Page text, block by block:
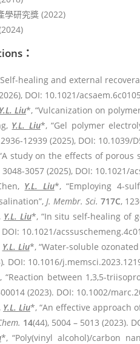
學研究獎 (2022)
：
healing and external
DOI: 10.1021/
Y.L. Liu*, “Vulcanization on
Y.L. Liu*, “Gel polymer
12939 (2025), DOI: 10.1039/
study on the effects of
3048-3057 (2025), DOI: 10.1021/
Y.L. Liu*, “Employing 4-
J. Membr. Sci. 717C,
Y.L. Liu*, “In situ self-healing of
10.1021/
Y.L. Liu*, “Water-soluble
. DOI: 10.1016/
“Reaction between 1,3,5-
(2023). DOI: 10.1002/
Y.L. Liu*, “An effective approach
14(44), 5004 – 5013 (2023).
*, “Poly(vinyl alcohol)/carbon